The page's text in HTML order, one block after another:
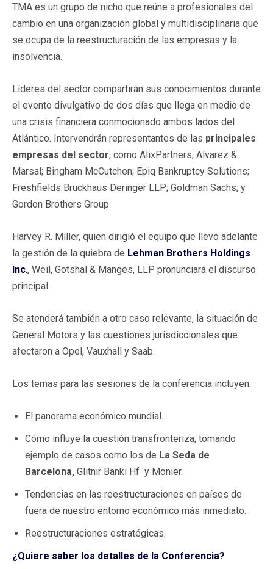
TMA es un grupo de nicho que reúne a profesionales del
cambio en una organización global y multidisciplinaria que
se ocupa de la reestructuración de las empresas y la
insolvencia.
Líderes del sector compartirán sus conocimientos durante
el evento divulgativo de dos días que llega en medio de
una crisis financiera conmocionado ambos lados del
Atlántico. Intervendrán representantes de las principales
empresas del sector, como AlixPartners; Alvarez &
Marsal; Bingham McCutchen; Epiq Bankruptcy Solutions;
Freshfields Bruckhaus Deringer LLP; Goldman Sachs; y
Gordon Brothers Group.
Harvey R. Miller, quien dirigió el equipo que llevó adelante
la gestión de la quiebra de Lehman Brothers Holdings
Inc., Weil, Gotshal & Manges, LLP pronunciará el discurso
principal.
Se atenderá también a otro caso relevante, la situación de
General Motors y las cuestiones jurisdiccionales que
afectaron a Opel, Vauxhall y Saab.
Los temas para las sesiones de la conferencia incluyen:
El panorama económico mundial.
Cómo influye la cuestión transfronteriza, tomando
ejemplo de casos como los de La Seda de
Barcelona, Glitnir Banki Hf y Monier.
Tendencias en las reestructuraciones en países de
fuera de nuestro entorno económico más inmediato.
Reestructuraciones estratégicas.
¿Quiere saber los detalles de la Conferencia?